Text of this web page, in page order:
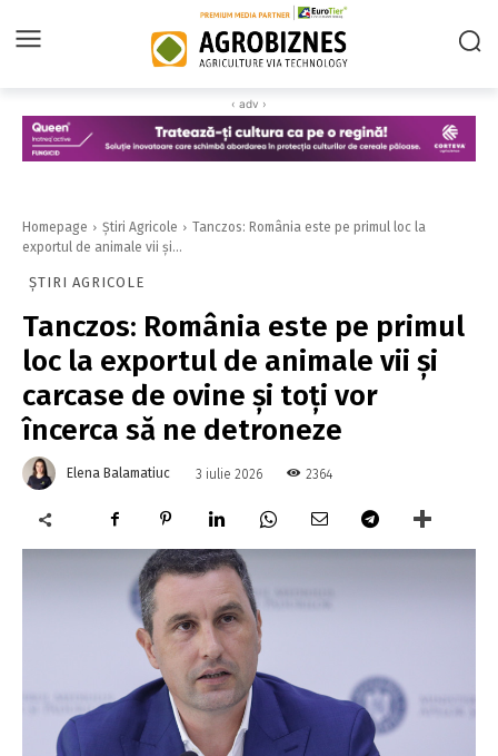
‹ adv ›
Homepage Știri Agricole
Tanczos: România este pe primul loc la
exportul de animale vii şi...
ȘTIRI AGRICOLE
Tanczos: România este pe primul
loc la exportul de animale vii şi
carcase de ovine şi toţi vor
încerca să ne detroneze
Elena Balamatiuc 3 iulie 2026 2364